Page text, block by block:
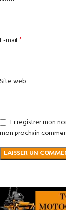
E-mail*
Site web
Enregistrer mon
mon prochain